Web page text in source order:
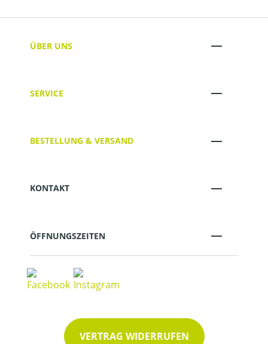
ÜBER UNS
SERVICE
BESTELLUNG & VERSAND
KONTAKT
ÖFFNUNGSZEITEN
VERTRAG WIDERRUFEN